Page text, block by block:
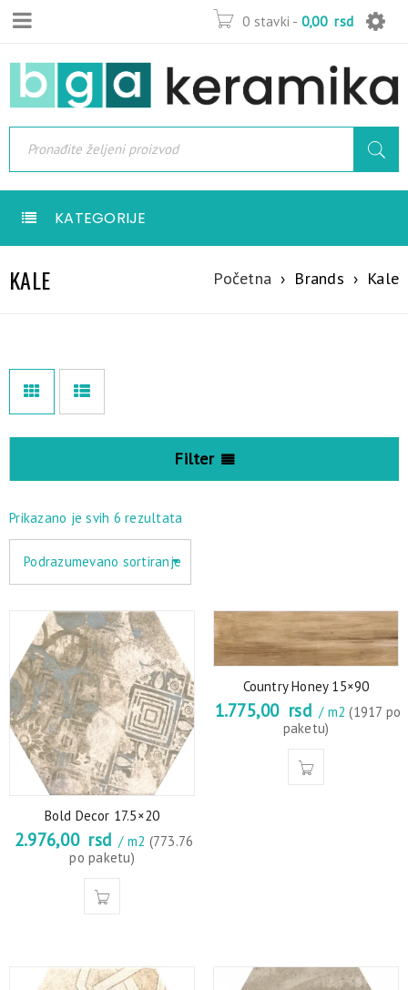
0 stavki - 0,00 rsd
KATEGORIJE
KALE Početna › Brands › Kale
Filter
Prikazano je svih 6 rezultata
Podrazumevano sortiranje
Bold Decor 17.5×20
2.976,00 rsd / m2 (773.76
po paketu)
Country Honey 15×90
1.775,00 rsd / m2(1917 po
paketu)